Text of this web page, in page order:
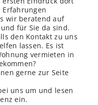
wir beratend auf
für Sie da sind.
den Kontakt zu uns
lassen. Es ist
vermieten in
gerne zur Seite
uns um und lesen
ein.